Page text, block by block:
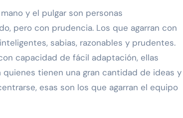
y el pulgar son personas
pero con prudencia. Los que agarran con
sabias, razonables y prudentes.
capacidad de fácil adaptación, ellas
quienes tienen una gran cantidad de ideas y
esas son los que agarran el equipo